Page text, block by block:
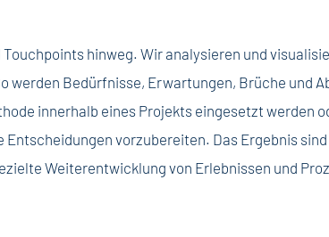
hinweg. Wir analysieren und
Bedürfnisse, Erwartungen, Brüche und
innerhalb eines Projekts eingesetzt werden
vorzubereiten. Das Ergebnis
Weiterentwicklung von Erlebnissen und